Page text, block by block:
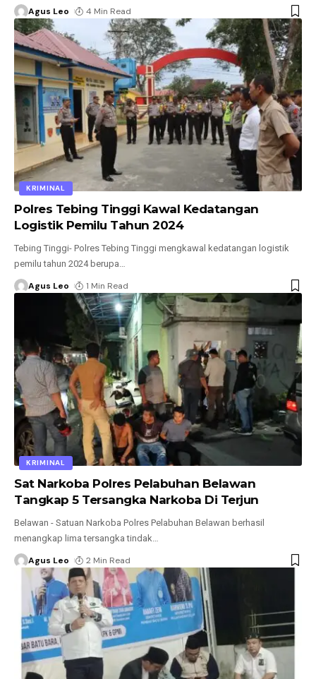
Agus Leo 4 Min Read
KRIMINAL
Polres Tebing Tinggi Kawal Kedatangan
Logistik Pemilu Tahun 2024
Tebing Tinggi- Polres Tebing Tinggi mengkawal kedatangan logistik
pemilu tahun 2024 berupa
Agus Leo 1 Min Read
KRIMINAL
Sat Narkoba Polres Pelabuhan Belawan
Tangkap 5 Tersangka Narkoba Di Terjun
Belawan - Satuan Narkoba Polres Pelabuhan Belawan berhasil
menangkap lima tersangka tindak
Agus Leo 2 Min Read